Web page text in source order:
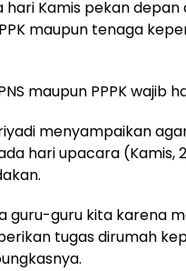
Kamis pekan depan
maupun tenaga
maupun PPPK wajib
menyampaikan
hari upacara (Kamis,
guru-guru kita karena
tugas dirumah